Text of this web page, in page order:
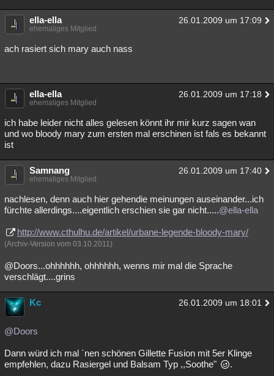
ella-ella 26.01.2009 um 17:09
ehemaliges Mitglied
ach rasiert sich mary auch nass
ella-ella 26.01.2009 um 17:18
ehemaliges Mitglied
ich habe leider nicht alles gelesen könnt ihr mir kurz sagen wan
und wo bloody mary zum ersten mal erschinen ist fals es bekannt
ist
Samnang 26.01.2009 um 17:40
ehemaliges Mitglied
nachlesen, denn auch hier gehendie meinungen auseinander...ich
fürchte allerdings....eigentlich erschien sie gar nicht.....@ella-ella
http://www.cthulhu.de/artikel/urbane-legende-bloody-mary/
(Archiv-Version vom 03.10.2011)
@Doors...ohhhhhh, ohhhhhh, wenns mir mal die Sprache
verschlägt....grins
Kc 26.01.2009 um 18:01
@Doors
Dann würd ich mal `nen schönen Gillette Fusion mit 5er Klinge
empfehlen, dazu Rasiergel und Balsam Typ ,,Soothe"
.